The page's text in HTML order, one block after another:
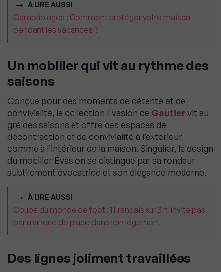
À LIRE AUSSI
Cambriolages : Comment protéger votre maison
pendant les vacances ?
Un mobilier qui vit au rythme des
saisons
Conçue pour des moments de détente et de
convivialité, la collection Évasion de Gautier vit au
gré des saisons et offre des espaces de
décontraction et de convivialité à l’extérieur
comme à l’intérieur de la maison. Singulier, le design
du mobilier Évasion se distingue par sa rondeur
subtilement évocatrice et son élégance moderne.
À LIRE AUSSI
Coupe du monde de foot : 1 Français sur 3 n'invite pas
par manque de place dans son logement
Des lignes joliment travaillées